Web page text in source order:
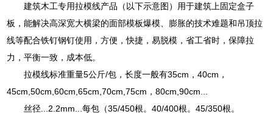
建筑木工专用拉模线产品（以下示意图）用于建筑上固定盒子
板，能解决高深宽大横梁的面部模板爆模、膨胀的技术难题和吊顶拉
线等配合铁钉钢钉使用，方便，快捷，易脱模，省工省时，保障拉
力，平衡一致，成本低。
拉模线标准重量5公斤/包，长度一般有35cm，40cm，
45cm,50cm,60cm,65cm,70cm,75cm，80cm,90cm...
丝径...2.2mm...每包（35/450根。40/400根。45/350根。